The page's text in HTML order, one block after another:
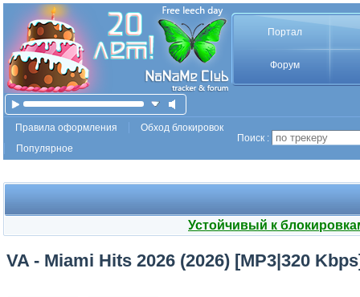
Портал
Форум
Правила оформления
Обход блокировок
Популярное
Поиск :
Устойчивый к
VA - Miami Hits 2026 (2026) [MP3|320